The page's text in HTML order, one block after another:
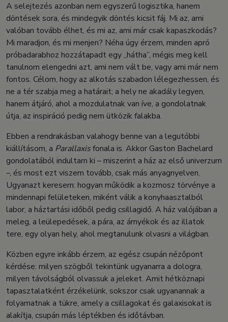
A selejtezés azonban nem egyszerű logisztika, hanem
döntések sora, és mindegyik döntés kicsit fáj. Mi az, ami
valóban tovább élhet, és mi az, ami már csak kapaszkodás?
Mi maradjon, és mi menjen? Néha úgy érzem, minden apró
próbadarabhoz hozzátapadt egy „hátha”, mégis meg kell
tanulnom elengedni azt, ami nem vált be, vagy ami már nem
fontos. Célom, hogy az alkotás szabadon lélegezhessen, és
ne a tér szabja meg a határait; a hely ne akadály legyen,
hanem átjáró, ahol a mozdulatnak van íve, a gondolatnak
útja, az inspiráció pedig nem ütközik falakba.
Ebben a rendrakásban valahogy benne van a legutóbbi
kiállításom, a Parallaxisfonala is. Akkor Gaston Bachelard
gondolatából indultam ki – miszerint a ház az első univerzum
–, és most ezt viszem tovább, csak más anyagnyelven.
Ugyanazt keresem: hogyan működik a kozmosz törvénye a
mindennapi felületeken, miként válik a konyhaasztalból
labor, a háztartási időből pedig csillagidő. A ház valójában a
meleg, a leülepedések, a pára, az árnyékok és az illatok
tere, egy olyan hely, ahol megtanulunk olvasni a világban.
Közben egyre inkább érzem, az egész csupán nézőpont
kérdése: milyen szögből tekintünk ugyanarra a dologra,
milyen távolságból olvassuk a jeleket. Amit hétköznapi
tapasztalatként érzékelünk, sokszor csak ugyanannak a
folyamatnak a tükre, amely a csillagokat és galaxisokat is
alakítja, csupán más léptékben és időtávban.